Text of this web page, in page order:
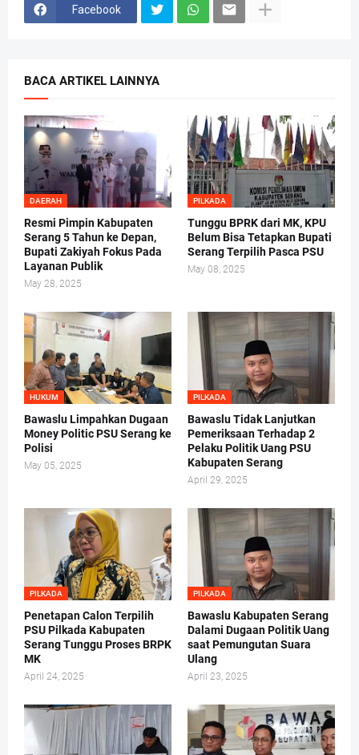
Facebook
BACA ARTIKEL LAINNYA
DAERAH
Resmi Pimpin Kabupaten
Serang 5 Tahun ke Depan,
Bupati Zakiyah Fokus Pada
Layanan Publik
May 28, 2025
PILKADA
Tunggu BPRK dari MK, KPU
Belum Bisa Tetapkan Bupati
Serang Terpilih Pasca PSU
May 08, 2025
HUKUM
Bawaslu Limpahkan Dugaan
Money Politic PSU Serang ke
Polisi
May 05, 2025
PILKADA
Bawaslu Tidak Lanjutkan
Pemeriksaan Terhadap 2
Pelaku Politik Uang PSU
Kabupaten Serang
April 29, 2025
PILKADA
Penetapan Calon Terpilih
PSU Pilkada Kabupaten
Serang Tunggu Proses BRPK
MK
April 24, 2025
PILKADA
Bawaslu Kabupaten Serang
Dalami Dugaan Politik Uang
saat Pemungutan Suara
Ulang
April 23, 2025